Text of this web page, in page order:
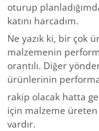
oturup
katını harcadım.
Ne yazık ki, bir çok
malzemenin
orantılı. Diğer
ürünlerinin
rakip olacak hatta
için malzeme
vardır.